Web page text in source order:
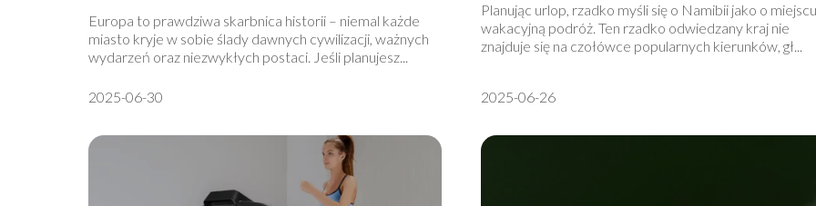
Europa to prawdziwa skarbnica historii – niemal każde
miasto kryje w sobie ślady dawnych cywilizacji, ważnych
wydarzeń oraz niezwykłych postaci. Jeśli planujesz...
2025-06-30
Planując urlop, rzadko myśli się o Namibii jako o
wakacyjną podróż. Ten rzadko odwiedzany kraj nie
znajduje się na czołówce popularnych kierunków, gł...
2025-06-26